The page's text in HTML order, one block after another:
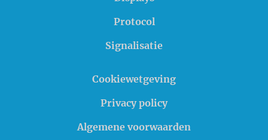
Protocol
Signalisatie
Cookiewetgeving
Privacy policy
Algemene voorwaarden